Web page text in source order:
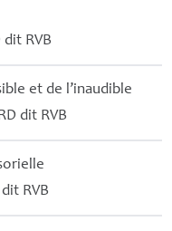
dit RVB
et de l’inaudible
dit RVB
dit RVB